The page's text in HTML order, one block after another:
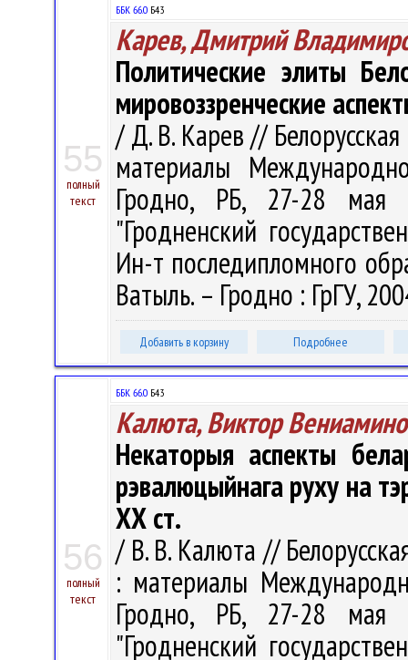
55
полный
текст
ББК 66.0 Б43
Карев, Дмитрий
Политические элиты
мировоззренческие
/ Д. В. Карев //
материалы
Гродно, РБ, 27-28 мая
"Гродненский
Ин-т последипломного
Ватыль. – Гродно : ГрГУ,
Добавить в корзину Подробнее
56
полный
текст
ББК 66.0 Б43
Калюта, Виктор
Некаторыя аспекты
рэвалюцыйнага руху на
ХХ ст.
/ В. В. Калюта //
: материалы
Гродно, РБ, 27-28 мая
"Гродненский